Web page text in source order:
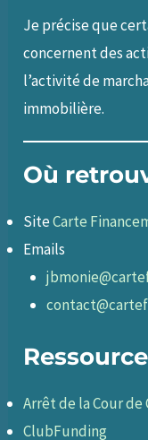
Je précise que
concernent des
l’activité de
immobilière.
Où
SiteCarte
Emails
Arrêt de la Cour de
ClubFunding